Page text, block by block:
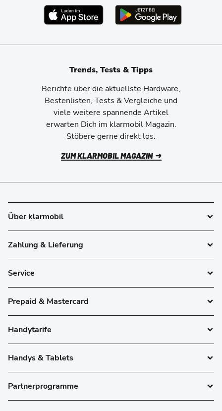
Zahlung & Lieferung
Über klarmobil
Trends, Tests & Tipps
Berichte über die aktuellste Hardware,
Bestenlisten, Tests & Vergleiche und
viele weitere spannende Artikel
erwarten Dich im klarmobil Magazin.
Stöbere gerne direkt los.
ZUM KLARMOBIL MAGAZIN
Service
Prepaid & Mastercard
Handytarife
Handys & Tablets
Partnerprogramme